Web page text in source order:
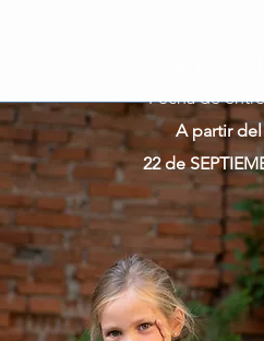
Fecha de
A partir del
22 de